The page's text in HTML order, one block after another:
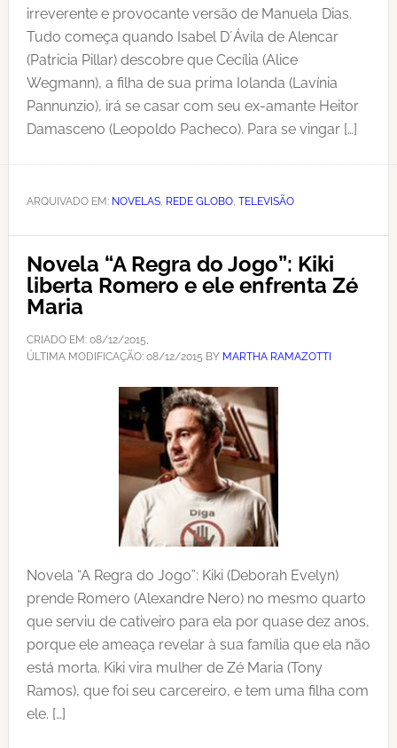
irreverente e provocante versão de Manuela Dias.
Tudo começa quando Isabel D´Ávila de Alencar
(Patricia Pillar) descobre que Cecília (Alice
Wegmann), a filha de sua prima Iolanda (Lavínia
Pannunzio), irá se casar com seu ex-amante Heitor
Damasceno (Leopoldo Pacheco). Para se vingar […]
ARQUIVADO EM: NOVELAS, REDE GLOBO, TELEVISÃO
Novela “A Regra do Jogo”: Kiki
liberta Romero e ele enfrenta Zé
Maria
CRIADO EM: 08/12/2015,
ÚLTIMA MODIFICAÇÃO: 08/12/2015 BY MARTHA RAMAZOTTI
Novela “A Regra do Jogo”: Kiki (Deborah Evelyn)
prende Romero (Alexandre Nero) no mesmo quarto
que serviu de cativeiro para ela por quase dez anos,
porque ele ameaça revelar à sua família que ela não
está morta. Kiki vira mulher de Zé Maria (Tony
Ramos), que foi seu carcereiro, e tem uma filha com
ele. […]